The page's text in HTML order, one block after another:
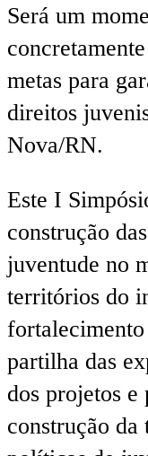
Será um
metas para
direitos
Nova/RN.
Este I
construção
juventude no
territórios do
fortalecimento
partilha das
dos projetos e
construção da